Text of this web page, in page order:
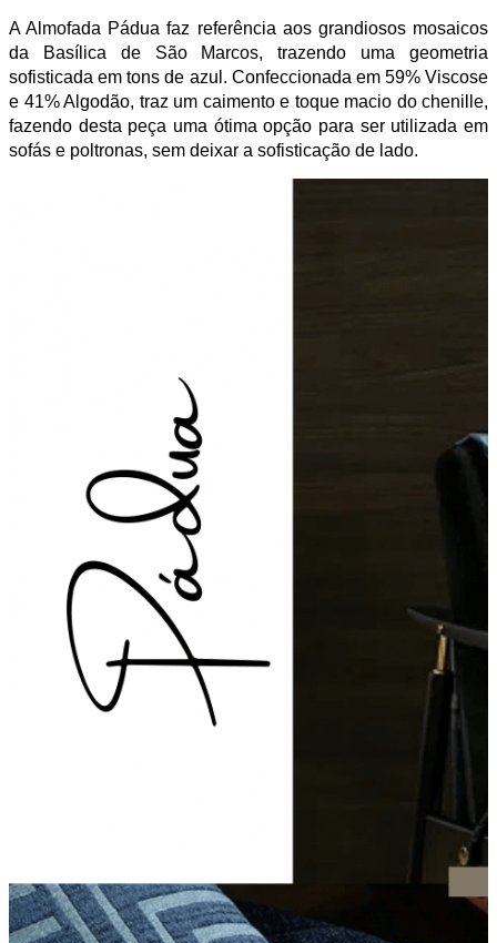
A Almofada Pádua faz referência aos grandiosos mosaicos
da Basílica de São Marcos, trazendo uma geometria
sofisticada em tons de azul. Confeccionada em 59% Viscose
e 41% Algodão, traz um caimento e toque macio do chenille,
fazendo desta peça uma ótima opção para ser utilizada em
sofás e poltronas, sem deixar a sofisticação de lado.